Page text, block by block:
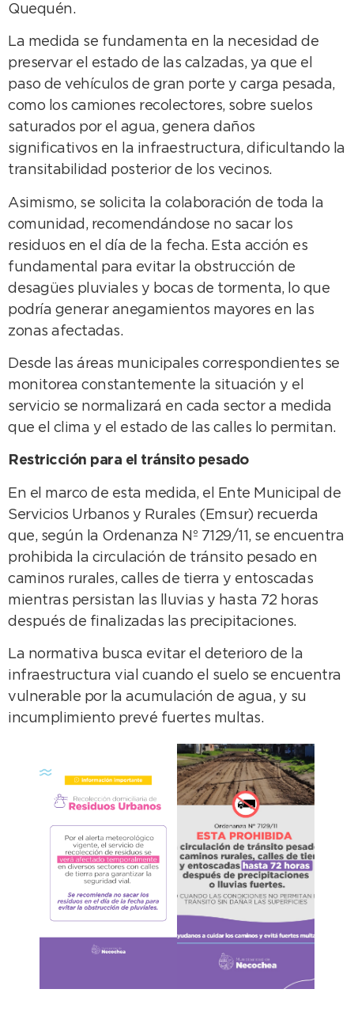
Quequén.
La medida se fundamenta en la necesidad de
preservar el estado de las calzadas, ya que el
paso de vehículos de gran porte y carga pesada,
como los camiones recolectores, sobre suelos
saturados por el agua, genera daños
significativos en la infraestructura, dificultando la
transitabilidad posterior de los vecinos.
Asimismo, se solicita la colaboración de toda la
comunidad, recomendándose no sacar los
residuos en el día de la fecha. Esta acción es
fundamental para evitar la obstrucción de
desagües pluviales y bocas de tormenta, lo que
podría generar anegamientos mayores en las
zonas afectadas.
Desde las áreas municipales correspondientes se
monitorea constantemente la situación y el
servicio se normalizará en cada sector a medida
que el clima y el estado de las calles lo permitan.
Restricción para el tránsito pesado
En el marco de esta medida, el Ente Municipal de
Servicios Urbanos y Rurales (Emsur) recuerda
que, según la Ordenanza Nº 7129/11, se encuentra
prohibida la circulación de tránsito pesado en
caminos rurales, calles de tierra y entoscadas
mientras persistan las lluvias y hasta 72 horas
después de finalizadas las precipitaciones.
La normativa busca evitar el deterioro de la
infraestructura vial cuando el suelo se encuentra
vulnerable por la acumulación de agua, y su
incumplimiento prevé fuertes multas.